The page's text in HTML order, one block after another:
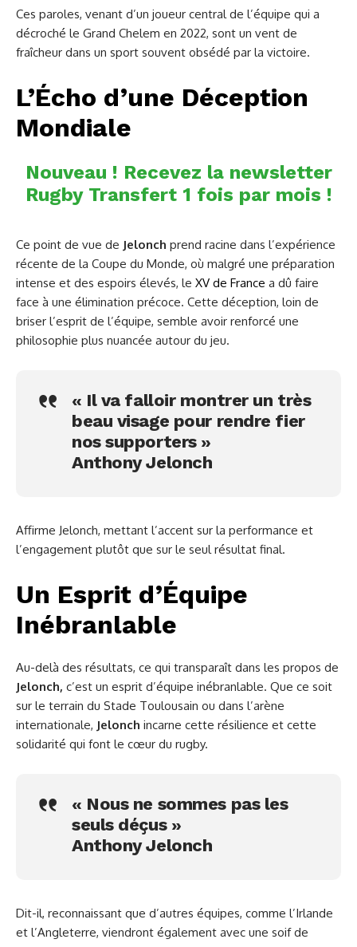
Ces paroles, venant d’un joueur central de l’équipe qui a
décroché le Grand Chelem en 2022, sont un vent de
fraîcheur dans un sport souvent obsédé par la victoire.
L’Écho d’une Déception
Mondiale
Nouveau ! Recevez la newsletter
Rugby Transfert 1 fois par mois !
Ce point de vue de Jelonch prend racine dans l’expérience
récente de la Coupe du Monde, où malgré une préparation
intense et des espoirs élevés, le XV de France a dû faire
face à une élimination précoce. Cette déception, loin de
briser l’esprit de l’équipe, semble avoir renforcé une
philosophie plus nuancée autour du jeu.
« Il va falloir montrer un très
beau visage pour rendre fier
nos supporters »
Anthony Jelonch
Affirme Jelonch, mettant l’accent sur la performance et
l’engagement plutôt que sur le seul résultat final.
Un Esprit d’Équipe
Inébranlable
Au-delà des résultats, ce qui transparaît dans les propos de
Jelonch, c’est un esprit d’équipe inébranlable. Que ce soit
sur le terrain du Stade Toulousain ou dans l’arène
internationale, Jelonch incarne cette résilience et cette
solidarité qui font le cœur du rugby.
« Nous ne sommes pas les
seuls déçus »
Anthony Jelonch
Dit-il, reconnaissant que d’autres équipes, comme l’Irlande
et l’Angleterre, viendront également avec une soif de